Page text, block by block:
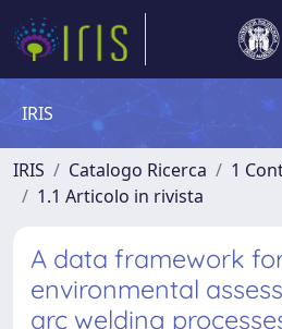
IRIS
IRIS Catalogo Ricerca
1
1.1 Articolo in rivista
A data framework
environmental
arc welding